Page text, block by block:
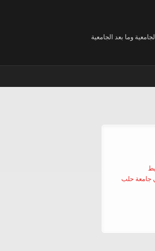
وما بعد الجامعية
جامعة حلب